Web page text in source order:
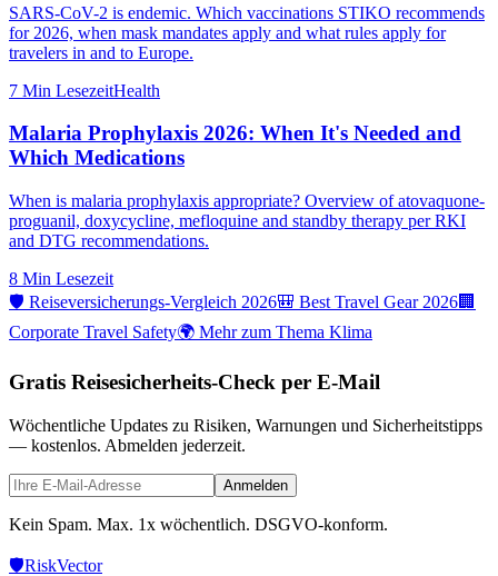
SARS-CoV-2 is endemic. Which vaccinations STIKO recommends
for 2026, when mask mandates apply and what rules apply for
travelers in and to Europe.
7 Min LesezeitHealth
Malaria Prophylaxis 2026: When It's Needed and
Which Medications
When is malaria prophylaxis appropriate? Overview of atovaquone-
proguanil, doxycycline, mefloquine and standby therapy per RKI
and DTG recommendations.
8 Min Lesezeit
🛡️ Reiseversicherungs-Vergleich 2026🎒 Best Travel Gear 2026🏢
Corporate Travel Safety🌍 Mehr zum Thema Klima
Gratis Reisesicherheits-Check per E-Mail
Wöchentliche Updates zu Risiken, Warnungen und Sicherheitstipps
— kostenlos. Abmelden jederzeit.
Anmelden
Kein Spam. Max. 1x wöchentlich. DSGVO-konform.
🛡️RiskVector